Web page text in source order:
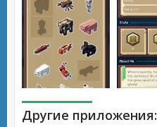
Другие приложения: